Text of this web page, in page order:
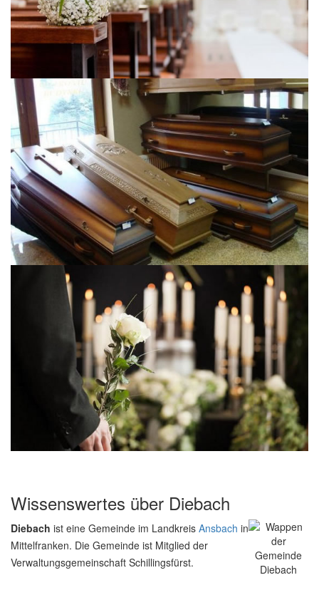
Wissenswertes über Diebach
Diebach ist eine Gemeinde im Landkreis Ansbach in
Mittelfranken. Die Gemeinde ist Mitglied der
Verwaltungsgemeinschaft Schillingsfürst.